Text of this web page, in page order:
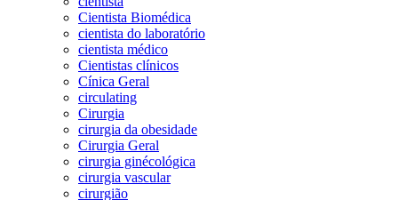
Cientista Biomédica
cientista do laboratório
cientista médico
Cientistas clínicos
Cínica Geral
circulating
Cirurgia
cirurgia da obesidade
Cirurgia Geral
cirurgia ginécológica
cirurgia vascular
cirurgião